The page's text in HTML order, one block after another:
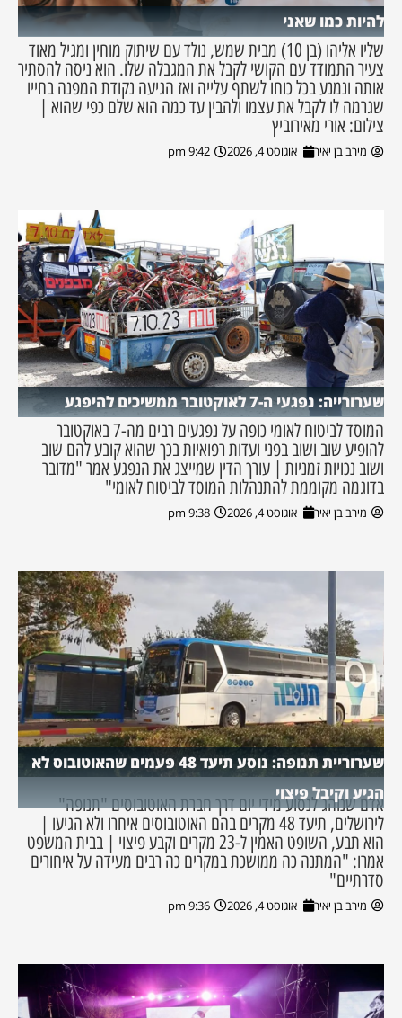
להיות כמו שאני
שליו אליהו (בן 10) מבית שמש, נולד עם שיתוק מוחין ומגיל מאוד
צעיר התמודד עם הקושי לקבל את המגבלה שלו. הוא ניסה להסתיר
אותה ונמנע בכל כוחו לשתף עלייה ואז הגיעה נקודת המפנה בחייו
שגרמה לו לקבל את עצמו ולהבין עד כמה הוא שלם כפי שהוא |
צילום: אורי מאירוביץ
מירב בן יאיר אוגוסט 4, 2026 9:42 pm
שערורייה: נפגעי ה-7 לאוקטובר ממשיכים להיפגע
המוסד לביטוח לאומי כופה על נפגעים רבים מה-7 באוקטובר
להופיע שוב ושוב בפני ועדות רפואיות בכך שהוא קובע להם שוב
ושוב נכויות זמניות | עורך הדין שמייצג את הנפגע אמר "מדובר
בדוגמה מקוממת להתנהלות המוסד לביטוח לאומי"
מירב בן יאיר אוגוסט 4, 2026 9:38 pm
שערוריית תנופה: נוסע תיעד 48 פעמים שהאוטובוס לא
הגיע וקיבל פיצוי
אדם שנוהג לנסוע מידי יום דרך חברת האוטובוסים "תנופה"
לירושלים, תיעד 48 מקרים בהם האוטובוסים איחרו ולא הגיעו |
הוא תבע, השופט האמין ל-23 מקרים וקבע פיצוי | בבית המשפט
אמרו: "המתנה כה ממושכת במקרים כה רבים מעידה על איחורים
סדרתיים"
מירב בן יאיר אוגוסט 4, 2026 9:36 pm